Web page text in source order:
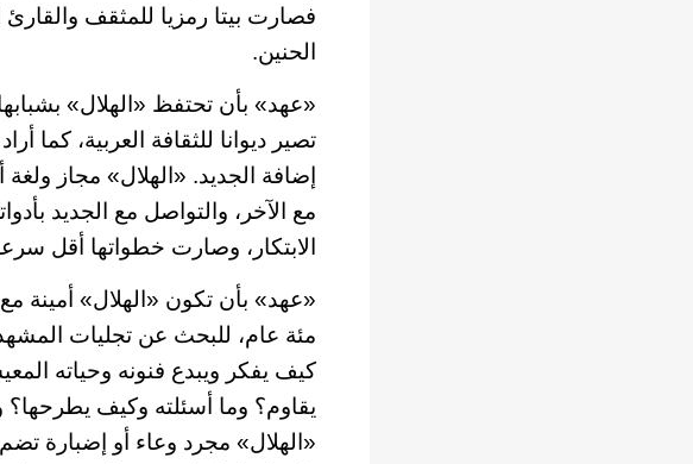
فصارت بيتا رمزيا للمثقف والقارئ
الحنين.
«عهد» بأن تحتفظ «الهلال»
تصير ديوانا للثقافة العربية،
إضافة الجديد. «الهلال» مجاز ولغة
مع الآخر، والتواصل مع الجديد
الابتكار، وصارت خطواتها أقل
«عهد» بأن تكون «الهلال» أمينة
مئة عام، للبحث عن تجليات
كيف يفكر ويبدع فنونه وحياته
يقاوم؟ وما أسئلته وكيف يطرحها؟
«الهلال» مجرد وعاء أو إضبارة